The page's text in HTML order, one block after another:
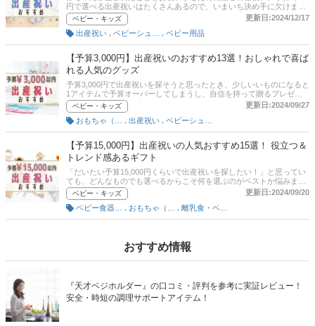
円で選べる出産祝いはたくさんあるので、いまいち決め手に欠けます
よね。そこでこの記事では、予算5,000円でママとベビーが喜ぶ絶妙な
アイテムを厳選してご紹介！ 男の子も女の子も使えるシンプルデザイ
ンを中心に、実用性の高いアイテムを紹介していきます。◆予算内で
贅沢感のある出産祝いを贈るコツを知りたい◆ママたちが本当にほし
いプレゼントを知りたい◆トレンドを押さえた人気アイテムを知りた
い5,000円以内で素敵な出産祝いを探している方は、ぜひ参考にしてみ
てください。
ベビー・キッズ
更新日:2024/12/17
出産祝い
ベビー用品
【予算3,000円】出産祝いのおすすめ13選！おしゃれで喜ば
れる人気のグッズ
予算3,000円で出産祝いを探そうと思ったとき、少しいいものになると
1アイテムで予算オーバーしてしまうし、自信を持って贈るプレゼン
トを探すのはなかなか難しいですよね。そこでこの記事では、ママた
ちが喜ぶトレンド感満載の出産祝いを紹介！ ベビーグッズのショップ
担当者が選ぶイチオシ商品とともに、ママたちの口コミや体験談も盛
り込んでご紹介していきます。◆3,000円とは思えない華やかなプレゼ
ントを贈りたい◆人と被らないようなプレゼントを探している◆ママ
たちが本当に喜ぶギフト選びをしたいそんな方は、ぜひこの記事をチ
ェックしてみてくださいね！
ベビー・キッズ
更新日:2024/09/27
出産祝い
【予算15,000円】出産祝いの人気おすすめ15選！ 役立つ＆
トレンド感あるギフト
「だいたい予算15,000円くらいで出産祝いを探したい！」と思ってい
ても、どんなものでも選べるからこそ何を選ぶのがベストか悩みます
よね。せっかくプレゼントするのであれば喜んでほしいし、金額のこ
とを考えても失敗したくないはず。そこでこの記事では、予算15,000
円で買えるイチオシの出産祝いを紹介！ ひとつのアイテムだけではな
く、セットで贈ることで ”映える” おすすめの組み合わせも紹介してい
てみてください！
ベビー・キッズ
更新日:2024/09/20
おすすめ情報
『天才ベジホルダー』の口コミ・評判を参考に実証レビュー！
安全・時短の調理サポートアイテム！